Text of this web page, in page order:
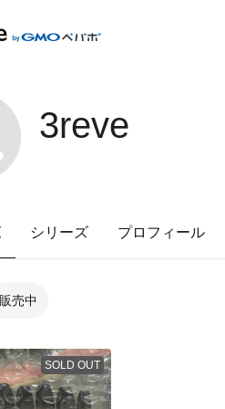
3reve
シリーズ プロフィール
販売中
SOLD OUT